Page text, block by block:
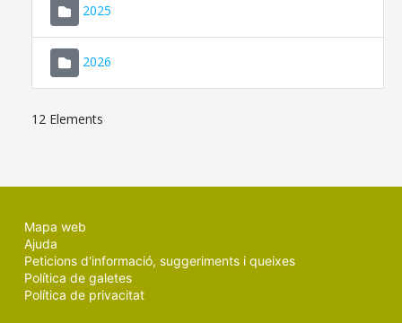
2025
2026
12 Elements
Mapa web
Ajuda
Peticions d'informació, suggeriments i queixes
Política de galetes
Política de privacitat